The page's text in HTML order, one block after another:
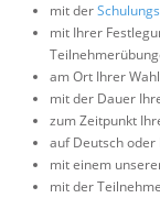
mit der
mit Ihrer
am Ort Ihrer
mit der Dauer
zum Zeitpunkt
auf Deutsch oder
mit einem
mit der